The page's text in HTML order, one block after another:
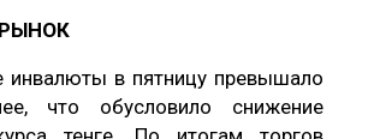
инвалюты в пятницу превышало
что обусловило снижение